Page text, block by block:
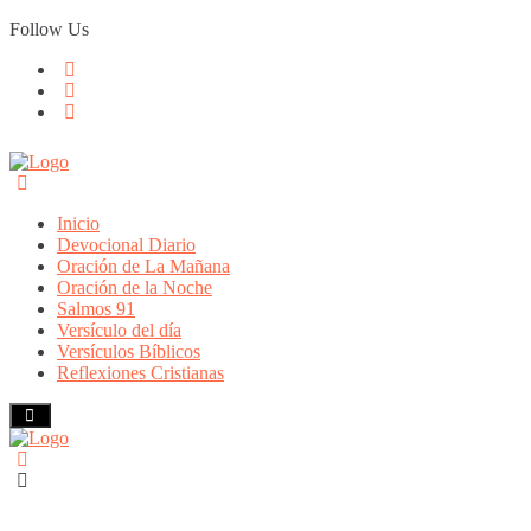
Skip
to
Follow Us
Inicio
Devocional Diario
Oración de La Mañana
Oración de la Noche
Salmos 91
Versículo del día
Versículos Bíblicos
Reflexiones Cristianas